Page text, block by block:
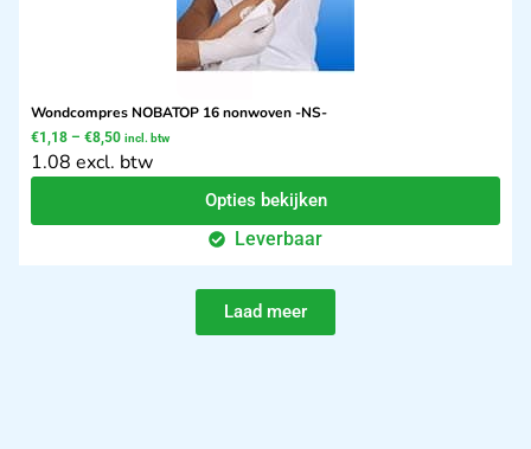
Wondcompres NOBATOP 16 nonwoven -NS-
€1,18 – €8,50 incl. btw
1.08 excl. btw
Opties bekijken
Leverbaar
Laad meer